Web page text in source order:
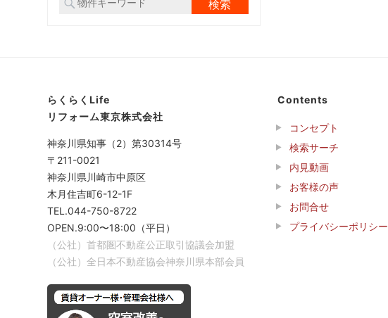
らくらくLife
リフォーム東京株式会社
神奈川県知事（2）第30314号
〒211-0021
神奈川県川崎市中原区
木月住吉町6-12-1F
TEL.044-750-8722
OPEN.9:00〜18:00（平日）
（公社）首都圏不動産公正取引協議会加盟
（公社）全日本不動産協会神奈川県本部会員
Contents
コンセプト
検索サーチ
内見動画
お客様の声
お問合せ
プライバシーポリシー